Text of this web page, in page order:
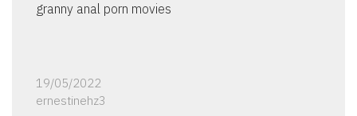
granny anal porn movies
19/05/2022
ernestinehz3